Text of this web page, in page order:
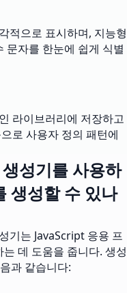
적으로 표시하며, 지능형
문자를 한눈에 쉽게 식별
라이브러리에 저장하고
로 사용자 정의 패턴에
성기를 사용하
생성할 수 있나
기는 JavaScript 응용 프
데 도움을 줍니다. 생성
과 같습니다: